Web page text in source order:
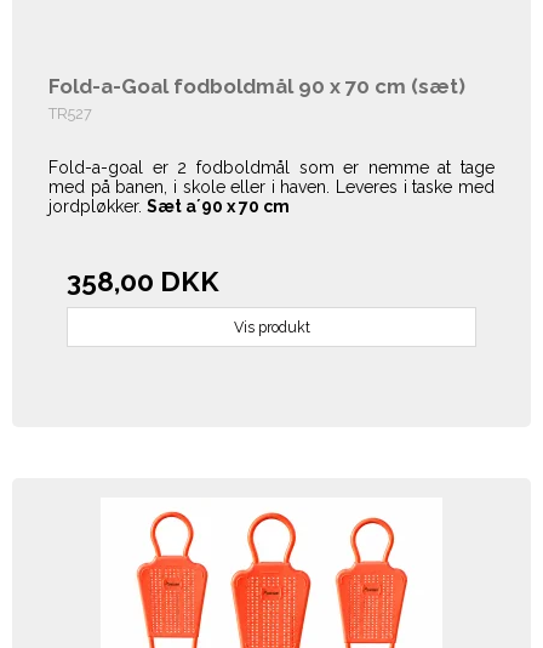
Fold-a-Goal fodboldmål 90 x 70 cm (sæt)
TR527
Fold-a-goal er 2 fodboldmål som er nemme at tage
med på banen, i skole eller i haven. Leveres i taske med
jordpløkker. Sæt a´90 x 70 cm
358,00 DKK
Vis produkt